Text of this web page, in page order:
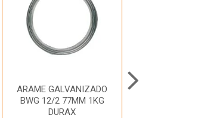
ARAME GALVANIZADO
BWG 12/2 77MM 1KG
DURAX